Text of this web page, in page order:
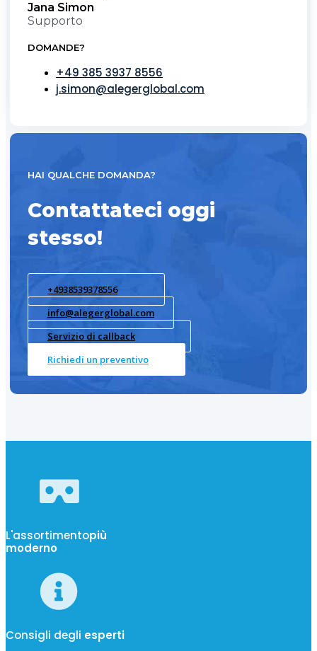
Jana Simon
Supporto
DOMANDE?
+49 385 3937 8556
j.simon@alegerglobal.com
HAI QUALCHE DOMANDA?
Contattateci oggi
stesso!
+4938539378556
info@alegerglobal.com
Servizio di callback
Richiedi un preventivo
L'assortimentopiù
moderno
Consigli degli esperti